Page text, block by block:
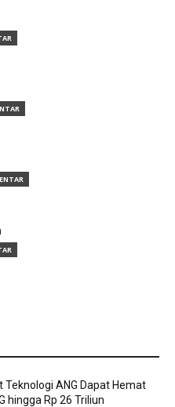
Teknologi ANG Dapat Hemat
hingga Rp 26 Triliun